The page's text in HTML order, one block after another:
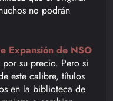
no podrán
Expansión de NSO
su precio. Pero si
este calibre, títulos
en la biblioteca de